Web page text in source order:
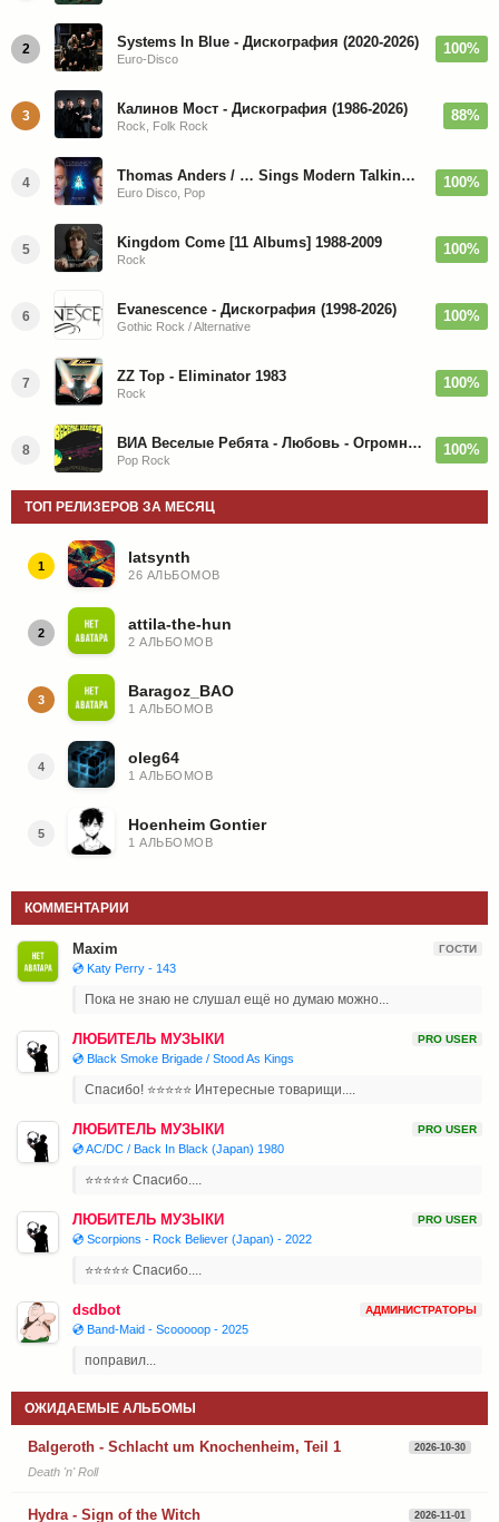
2 Systems In Blue - Дискография (2020-2026)
Euro-Disco
100%
3 Калинов Мост - Дискография (1986-2026)
Rock, Folk Rock
88%
4 Thomas Anders / … Sings Modern Talking: The Best hi-res
Euro Disco, Pop
100%
5 Kingdom Come [11 Albums] 1988-2009
Rock
100%
6 Evanescence - Дискография (1998-2026)
Gothic Rock / Alternative
100%
7 ZZ Top - Eliminator 1983
Rock
100%
8 ВИА Веселые Ребята - Любовь - Огромная Страна - 1974/2026
Pop Rock
100%
ТОП РЕЛИЗЕРОВ ЗА МЕСЯЦ
1 latsynth
26 АЛЬБОМОВ
2 attila-the-hun
2 АЛЬБОМОВ
3 Baragoz_BAO
1 АЛЬБОМОВ
4 oleg64
1 АЛЬБОМОВ
5 Hoenheim Gontier
1 АЛЬБОМОВ
КОММЕНТАРИИ
Maxim ГОСТИ
💿 Katy Perry - 143
Пока не знаю не слушал ещё но думаю можно...
ЛЮБИТЕЛЬ МУЗЫКИ PRO USER
💿 Black Smoke Brigade / Stood As Kings
Спасибо! ⭐⭐⭐⭐⭐ Интересные товарищи....
ЛЮБИТЕЛЬ МУЗЫКИ PRO USER
💿 AC/DC / Back In Black (Japan) 1980
⭐⭐⭐⭐⭐ Спасибо....
ЛЮБИТЕЛЬ МУЗЫКИ PRO USER
💿 Scorpions - Rock Believer (Japan) - 2022
⭐⭐⭐⭐⭐ Спасибо....
dsdbot АДМИНИСТРАТОРЫ
💿 Band-Maid - Scooooop - 2025
поправил...
ОЖИДАЕМЫЕ АЛЬБОМЫ
Balgeroth - Schlacht um Knochenheim, Teil 1 2026-10-30
Death 'n' Roll
Hydra - Sign of the Witch 2026-11-01